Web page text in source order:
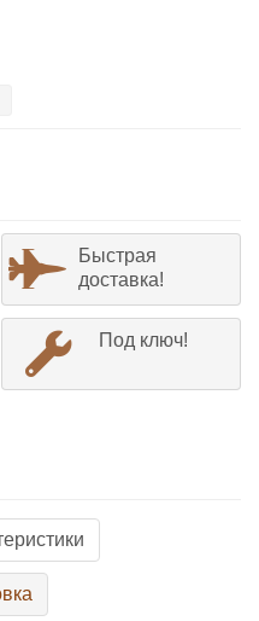
Быстрая
доставка!
Под ключ!